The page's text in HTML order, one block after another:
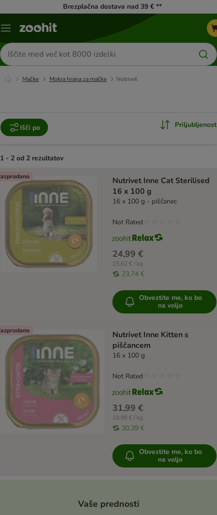
Brezplačna dostava nad 39 € **
Meni
Iskanje
izdelkov
Mačke Mokra hrana za mačke Nutrivet
Išči po Priljubljenost
1 - 2 od 2 rezultatov
product items have been changed
Nutrivet Inne Cat Sterilised
16 x 100 g
16 x 100 g - piščanec
24,99 €
15,62 € / kg
23,74 €
Not Rated
Obvestite me, ko bo
na voljo
Nutrivet Inne Kitten s
piščancem
16 x 100 g
31,99 €
19,99 € / kg
30,39 €
Not Rated
Obvestite me, ko bo
na voljo
Vaše prednosti